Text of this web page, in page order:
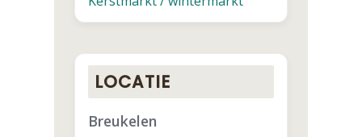
LOCATIE
Breukelen